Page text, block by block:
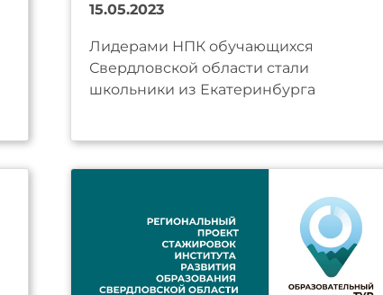
15.05.2023
Лидерами НПК обучающихся
Свердловской области стали
школьники из Екатеринбурга